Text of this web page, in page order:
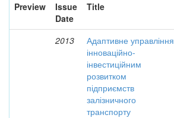
Preview
Issue
Date
Title
2013
Адаптивне управління
інноваційно-
інвестиційним
розвитком
підприємств
залізничного
транспорту